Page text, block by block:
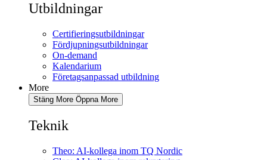
Utbildningar
Certifieringsutbildningar
Fördjupningsutbildningar
On-demand
Kalendarium
Företagsanpassad utbildning
More
Stäng More Öppna More
Teknik
Theo: AI-kollega inom TQ Nordic